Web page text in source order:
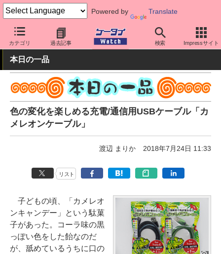
Powered by Translate
カテゴリ 過去記事 検索 Impressサイト
ケータイ Watch 周辺機器/アクセサリー その他
本日の一品
色の変化を楽しめる充電/通信用USBケーブル「カ
メレオンケーブル」
渡辺 まりか 2018年7月24日 11:33
リスト
子どもの頃、「カメレオ
ンキャンデー」という駄菓
子があった。コーラ味の黒
っぽい色をした飴なのだ
が、舐めているうちに口の